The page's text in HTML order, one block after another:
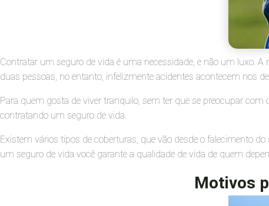
Contratar um seguro de vida é uma necessidade, e não um luxo.
duas pessoas, no entanto, infelizmente acidentes acontecem nos
Para quem gosta de viver tranquilo, sem ter que se preocupar
contratando um seguro de vida.
Existem vários tipos de coberturas, que vão desde o falecimento
um seguro de vida você garante a qualidade de vida de quem
Motivos